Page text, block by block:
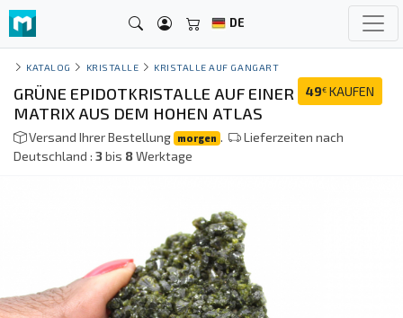
DE
KATALOG KRISTALLE KRISTALLE AUF GANGART
49€ KAUFEN
GRÜNE EPIDOTKRISTALLE AUF EINER
MATRIX AUS DEM HOHEN ATLAS
Versand Ihrer Bestellung morgen .
Lieferzeiten nach
Deutschland : 3bis 8Werktage